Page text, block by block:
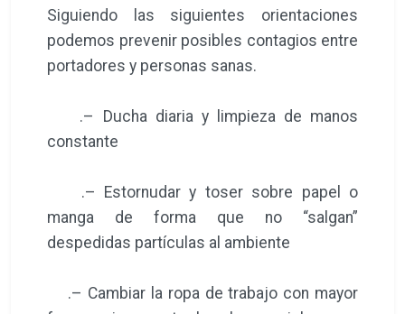
Siguiendo las siguientes orientaciones
podemos prevenir posibles contagios entre
portadores y personas sanas.
.– Ducha diaria y limpieza de manos
constante
.– Estornudar y toser sobre papel o
manga de forma que no “salgan”
despedidas partículas al ambiente
.– Cambiar la ropa de trabajo con mayor